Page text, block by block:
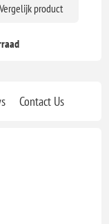
Vergelijk product
Contact Us